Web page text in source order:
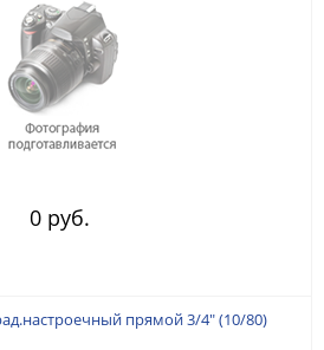
0 руб.
прямой 3/4" (10/80)